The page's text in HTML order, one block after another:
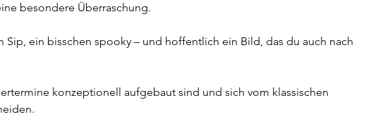
besondere Überraschung.
Sip, ein bisschen spooky – und hoffentlich ein Bild, das du auch nach
konzeptionell aufgebaut sind und sich vom klassischen